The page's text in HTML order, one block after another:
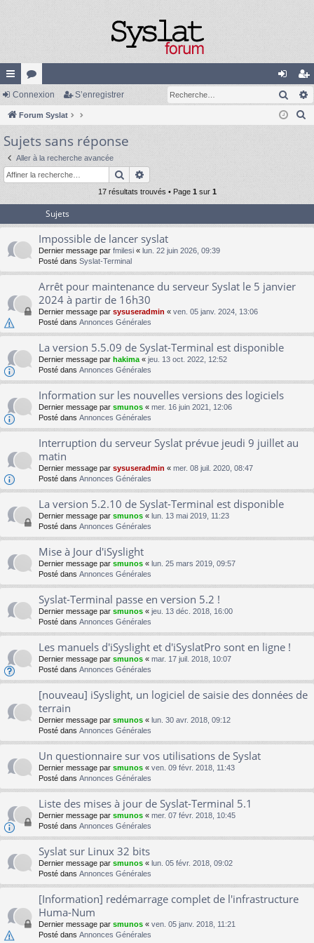
cc
ès
ra
pi
de
or
u
m
s
on
ne
’e
nr
Connexion S’enregistrer
Forum Syslat
c
h
Sujets sans réponse
Aller à la recherche avancée
Rechercher
17 résultats trouvés • Page 1sur 1
Sujets
Impossible de lancer syslat
Dernier message par fmilesi « lun. 22 juin 2026, 09:39
Posté dans Syslat-Terminal
Arrêt pour maintenance du serveur Syslat le 5 janvier
2024 à partir de 16h30
Dernier message par sysuseradmin « ven. 05 janv. 2024, 13:06
Posté dans Annonces Générales
La version 5.5.09 de Syslat-Terminal est disponible
Dernier message par hakima « jeu. 13 oct. 2022, 12:52
Posté dans Annonces Générales
Information sur les nouvelles versions des logiciels
Dernier message par smunos « mer. 16 juin 2021, 12:06
Posté dans Annonces Générales
Interruption du serveur Syslat prévue jeudi 9 juillet au
matin
Dernier message par sysuseradmin « mer. 08 juil. 2020, 08:47
Posté dans Annonces Générales
La version 5.2.10 de Syslat-Terminal est disponible
Dernier message par smunos « lun. 13 mai 2019, 11:23
Posté dans Annonces Générales
Mise à Jour d'iSyslight
Dernier message par smunos « lun. 25 mars 2019, 09:57
Posté dans Annonces Générales
Syslat-Terminal passe en version 5.2 !
Dernier message par smunos « jeu. 13 déc. 2018, 16:00
Posté dans Annonces Générales
Les manuels d'iSyslight et d'iSyslatPro sont en ligne !
Dernier message par smunos « mar. 17 juil. 2018, 10:07
Posté dans Annonces Générales
[nouveau] iSyslight, un logiciel de saisie des données de
terrain
Dernier message par smunos « lun. 30 avr. 2018, 09:12
Posté dans Annonces Générales
Un questionnaire sur vos utilisations de Syslat
Dernier message par smunos « ven. 09 févr. 2018, 11:43
Posté dans Annonces Générales
Liste des mises à jour de Syslat-Terminal 5.1
Dernier message par smunos « mer. 07 févr. 2018, 10:45
Posté dans Annonces Générales
Syslat sur Linux 32 bits
Dernier message par smunos « lun. 05 févr. 2018, 09:02
Posté dans Annonces Générales
[Information] redémarrage complet de l'infrastructure
Huma-Num
Dernier message par smunos « ven. 05 janv. 2018, 11:21
Posté dans Annonces Générales